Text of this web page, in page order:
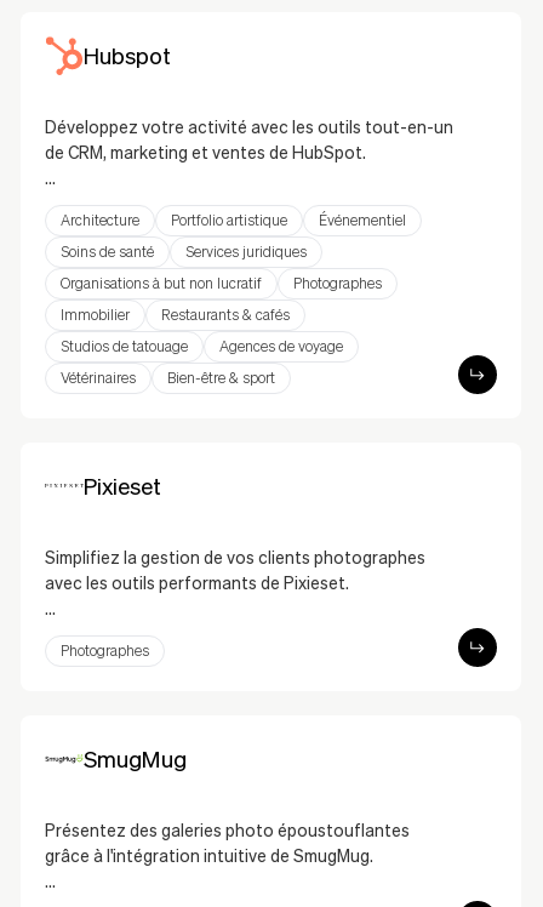
Hubspot
Développez votre activité avec les outils tout-en-un
de CRM, marketing et ventes de HubSpot.
L'intégration de HubSpot vous aide à gérer vos
leads, suivre vos contacts et lancer des campagnes
marketing en toute simplicité. Du marketing par email
au chat en direct, en passant par les formulaires de
génération de leads, cette solution intègre les
puissants outils de HubSpot à votre site pour
améliorer l’engagement client et favoriser la
croissance de votre entreprise.
Architecture Portfolio artistique
Événementiel
Soins de santé
Services juridiques
Organisations à but non lucratif
Photographes
Immobilier
Restaurants & cafés
Studios de tatouage
Agences de voyage
Vétérinaires
Bien-être & sport
Pixieset
Simplifiez la gestion de vos clients photographes
avec les outils performants de Pixieset.
Pixieset est une plateforme conçue pour les
photographes, permettant de gérer des galeries
site, améliorant ainsi les fonctionnalités et
Photographes
SmugMug
Présentez des galeries photo époustouflantes
grâce à l'intégration intuitive de SmugMug.